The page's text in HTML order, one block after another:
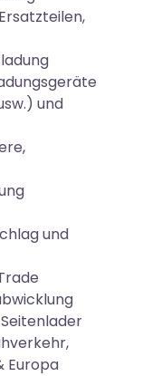
und
und
Europa